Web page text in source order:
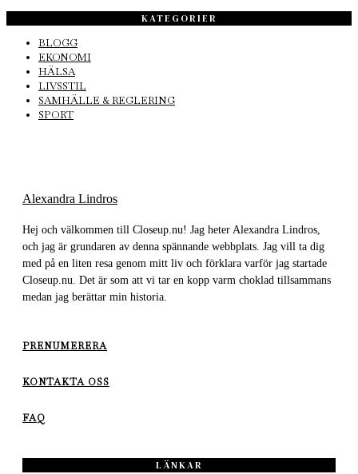
KATEGORIER
BLOGG
EKONOMI
HÄLSA
LIVSSTIL
SAMHÄLLE & REGLERING
SPORT
Alexandra Lindros
Hej och välkommen till Closeup.nu! Jag heter Alexandra Lindros,
och jag är grundaren av denna spännande webbplats. Jag vill ta dig
med på en liten resa genom mitt liv och förklara varför jag startade
Closeup.nu. Det är som att vi tar en kopp varm choklad tillsammans
medan jag berättar min historia.
PRENUMERERA
KONTAKTA OSS
FAQ
LÄNKAR